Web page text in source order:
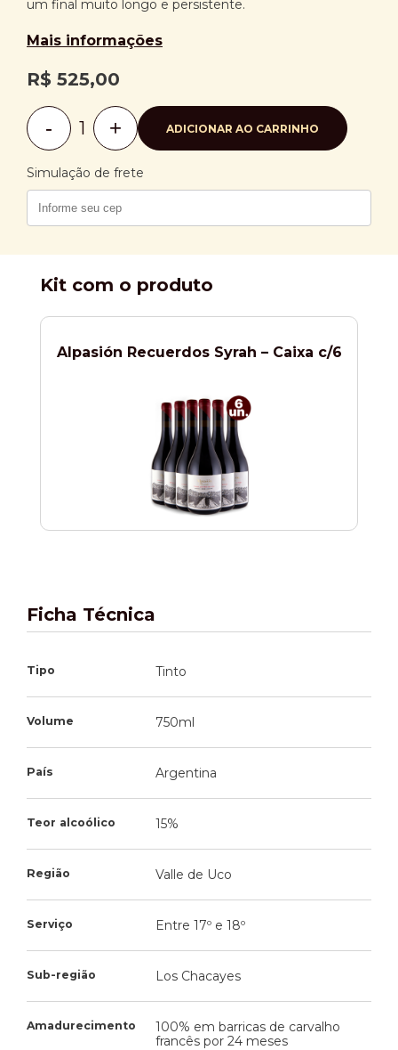
um final muito longo e persistente.
Mais informações
R$ 525,00
-
Alpasión
Recuerdos
Syrah
quantidade
+ ADICIONAR AO CARRINHO
Simulação de frete
Kit com o produto
Alpasión Recuerdos Syrah – Caixa c/6
Ficha Técnica
Tipo Tinto
Volume 750ml
País Argentina
Teor alcoólico 15%
Região Valle de Uco
Serviço Entre 17º e 18º
Sub-região Los Chacayes
Amadurecimento
100% em barricas de carvalho
francês por 24 meses